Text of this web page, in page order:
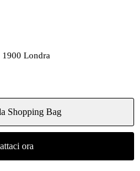
1900 Londra
Shopping Bag
ora